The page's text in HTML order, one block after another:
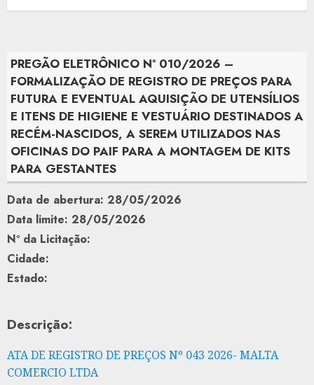
PREGÃO ELETRÔNICO Nº 010/2026 –
FORMALIZAÇÃO DE REGISTRO DE PREÇOS PARA
FUTURA E EVENTUAL AQUISIÇÃO DE UTENSÍLIOS
E ITENS DE HIGIENE E VESTUÁRIO DESTINADOS A
RECÉM-NASCIDOS, A SEREM UTILIZADOS NAS
OFICINAS DO PAIF PARA A MONTAGEM DE KITS
PARA GESTANTES
Data de abertura: 28/05/2026
Data limite: 28/05/2026
Nº da Licitação:
Cidade:
Estado:
Descrição:
ATA DE REGISTRO DE PREÇOS Nº 043 2026- MALTA
COMERCIO LTDA